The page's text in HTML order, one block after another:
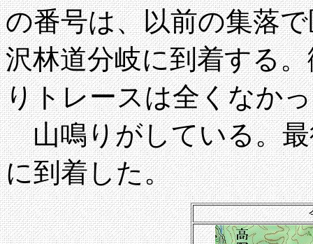
の番号は、以前の集落
沢林道分岐に到着する
りトレースは全くなか
山鳴りがしている。最
に到着した。